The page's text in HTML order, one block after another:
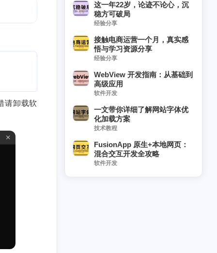
请卸载软
这一年22岁，论迹不论心，沉
稳方可破局
经验分享
接触电商运营一个月，真实感
悟与学习资源分享
经验分享
WebView 开发指南：从基础到
高级应用
软件开发
一文带你详细了解网站字体优
化加载方案
技术教程
FusionApp 原生+本地网页：
混合交互开发全攻略
软件开发